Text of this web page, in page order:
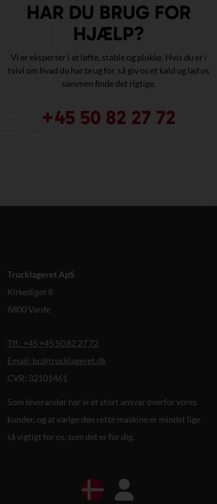
HAR DU BRUG FOR
HJÆLP?
Vi er eksperter i at løfte, stable og plukke. Hvis du er i
tvivl om hvad du har brug for, så giv os et kald og lad os
sammen finde det rigtige.
+45 50 82 27 72
Trucklageret ApS
Kirkediget 8
6800 Varde
Tlf.: +45 +45 50 82 27 72
Email: bc@trucklageret.dk
CVR: 32101461
Som leverandør har vi et stort ansvar overfor vores
kunder, og at vælge den rette maskine er mindst lige
så vigtigt for os, som det er for dig.